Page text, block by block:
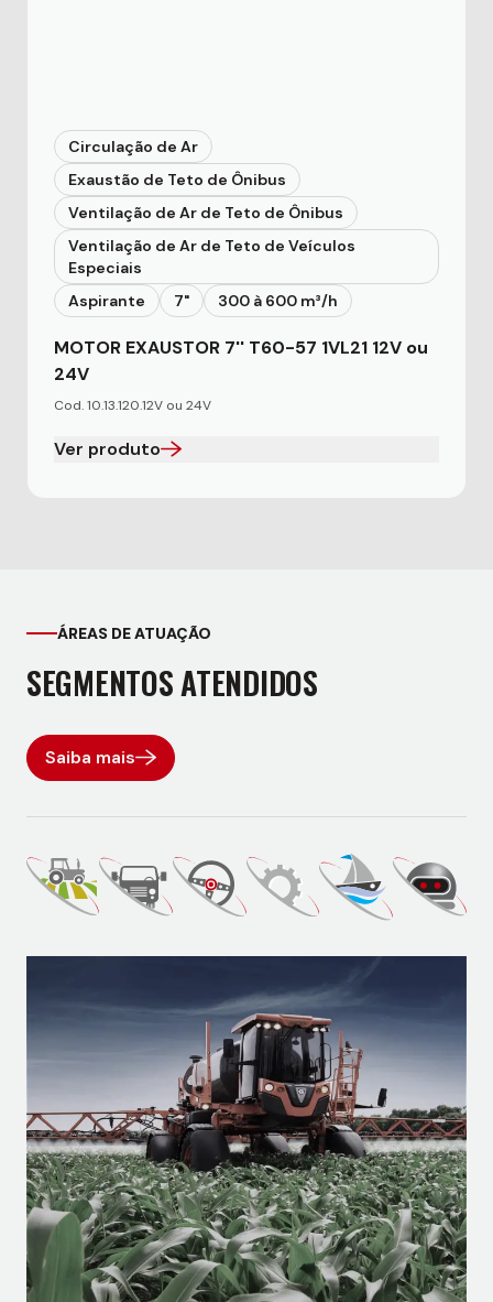
Circulação de Ar
Exaustão de Teto de Ônibus
Ventilação de Ar de Teto de Ônibus
Ventilação de Ar de Teto de Veículos
Especiais
Aspirante
7" 300 à 600 m³/h
MOTOR EXAUSTOR 7'' T60-57 1VL21 12V ou
24V
Cod. 10.13.120.12V ou 24V
Ver produto
ÁREAS DE ATUAÇÃO
SEGMENTOS ATENDIDOS
Saiba mais